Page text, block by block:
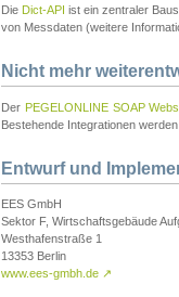
Die Dict-API ist ein zentraler
von Messdaten (weitere
Nicht mehr
Der PEGELONLINE SOAP
Bestehende Integrationen
Entwurf und
EES GmbH
Sektor F, Wirtschaftsgebäude
Westhafenstraße 1
13353 Berlin
www.ees-gmbh.de ↗